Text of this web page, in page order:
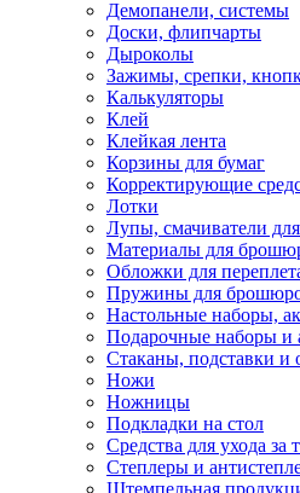
Демопанели, системы
Доски, флипчарты
Дыроколы
Зажимы, срепки,
Калькуляторы
Клей
Клейкая лента
Корзины для бумаг
Корректирующие
Лотки
Лупы, смачиватели
Материалы для
Обложки для
Пружины для
Настольные наборы,
Подарочные наборы и
Стаканы, подставки и
Ножи
Ножницы
Подкладки на стол
Средства для ухода за
Степлеры и